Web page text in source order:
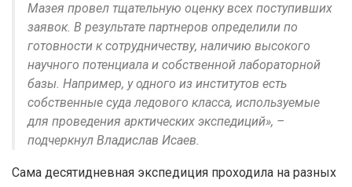
Мазея провел тщательную оценку всех поступивших
заявок. В результате партнеров определили по
готовности к сотрудничеству, наличию высокого
научного потенциала и собственной лабораторной
базы. Например, у одного из институтов есть
собственные суда ледового класса, используемые
для проведения арктических экспедиций», –
подчеркнул Владислав Исаев.
Сама десятидневная экспедиция проходила на разных